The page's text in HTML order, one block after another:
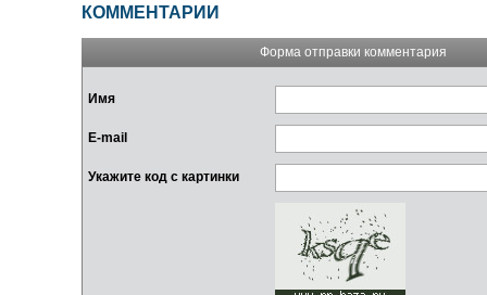
КОММЕНТАРИИ
Форма отправки комментария
Имя
E-mail
Укажите код с картинки